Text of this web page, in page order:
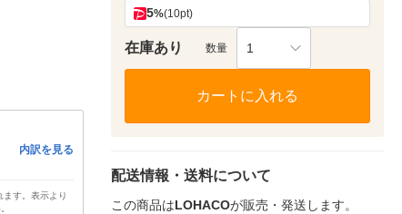
内訳を見る
す。表示より
5%(10pt)
在庫あり 数量 1
カートに入れる
配送情報・送料について
この商品はLOHACOが販売・発送します。